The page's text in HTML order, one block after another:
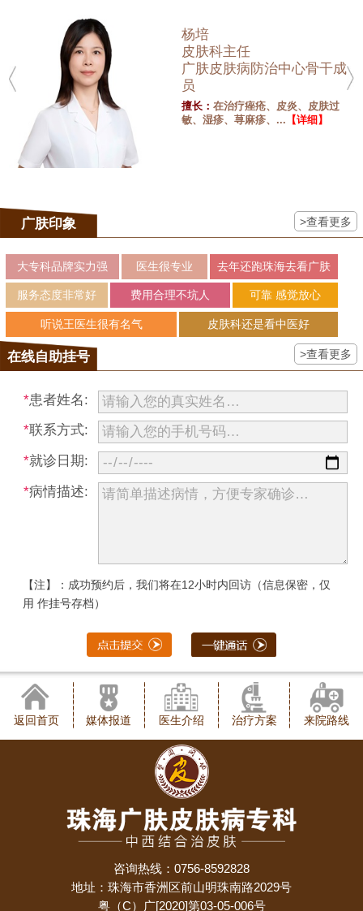
杨培
皮肤科主任
广肤皮肤病防治中心骨干成
员
擅长：在治疗痤疮、皮炎、皮肤过
敏、湿疹、荨麻疹、... 【详细】
广肤印象 >查看更多
大专科品牌实力强 医生很专业 去年还跑珠海去看广肤
服务态度非常好 费用合理不坑人 可靠 感觉放心
听说王医生很有名气 皮肤科还是看中医好
在线自助挂号 >查看更多
*患者姓名:
*联系方式:
*就诊日期:
*病情描述:
【注】：成功预约后，我们将在12小时内回访（信息保密，仅
用 作挂号存档）
返回首页 媒体报道 医生介绍 治疗方案 来院路线
咨询热线：0756-8592828
地址：珠海市香洲区前山明珠南路2029号
粤（C）广[2020]第03-05-006号